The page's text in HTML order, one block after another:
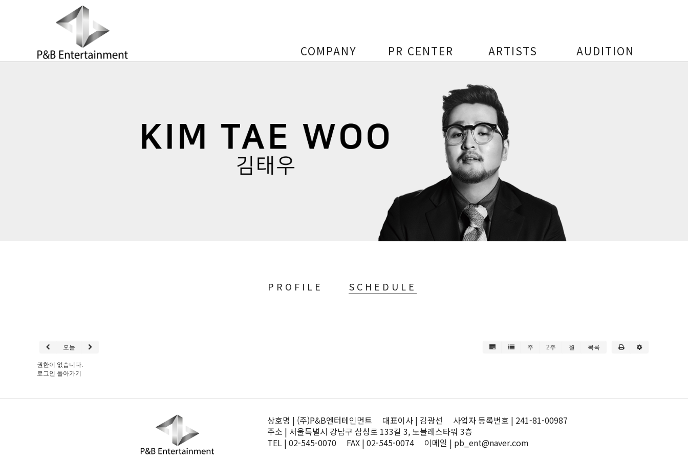
COMPANY PR CENTER ARTISTS AUDITION
PROFILE SCHEDULE
오늘 주 2주 월 목록
권한이 없습니다.
로그인 돌아가기
상호명 | (주)P&B엔터테인먼트 대표이사 | 김광선 사업자 등록번호 | 241-81-00987
주소 | 서울특별시 강남구 삼성로 133길 3, 노블레스타워 3층
TEL | 02-545-0070 FAX | 02-545-0074 이메일 | pb_ent@naver.com